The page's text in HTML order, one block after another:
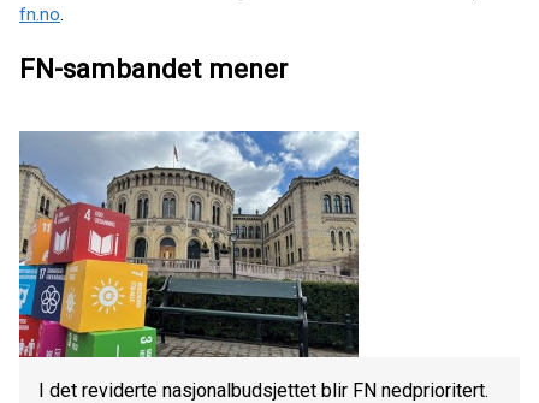
fn.no.
FN-sambandet mener
I det reviderte nasjonalbudsjettet blir FN nedprioritert.